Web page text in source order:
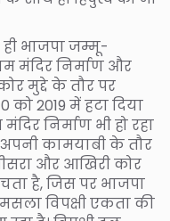
भाजपा जम्मू-
मंदिर निर्माण और
मुद्दे के तौर पर
को 2019 में हटा दिया
निर्माण भी हो रहा
अपनी कामयाबी के तौर
और आखिरी कोर
है, जिस पर भाजपा
विपक्षी एकता की